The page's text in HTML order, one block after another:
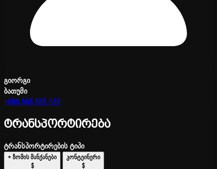
გიორგი
ბათუმი
+995 585 888 589
ტრანსპორტირება
ტრანსპორტირების ტიპი
+ ზომის მანქანები
$
კონტეინერი
$